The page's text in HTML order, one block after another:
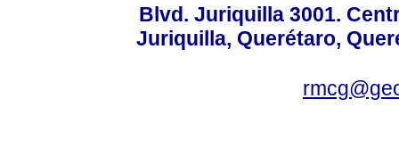
Blvd. Juriquilla 3001.
Juriquilla, Querétaro,